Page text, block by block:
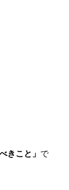
きこと」 で